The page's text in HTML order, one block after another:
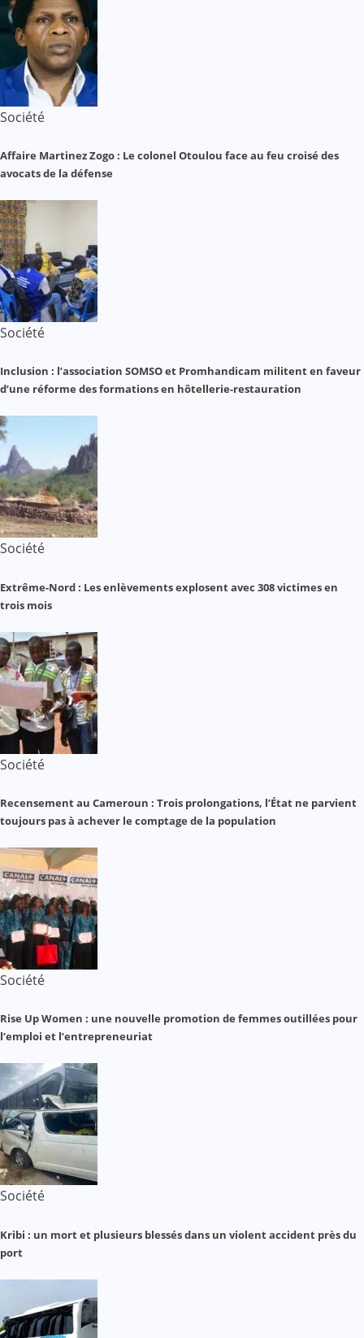
Société
Affaire Martinez Zogo : Le colonel Otoulou face au feu croisé des
avocats de la défense
Société
Inclusion : l’association SOMSO et Promhandicam militent en faveur
d’une réforme des formations en hôtellerie-restauration
Société
Extrême-Nord : Les enlèvements explosent avec 308 victimes en
trois mois
Société
Recensement au Cameroun : Trois prolongations, l’État ne parvient
toujours pas à achever le comptage de la population
Société
Rise Up Women : une nouvelle promotion de femmes outillées pour
l’emploi et l’entrepreneuriat
Société
Kribi : un mort et plusieurs blessés dans un violent accident près du
port